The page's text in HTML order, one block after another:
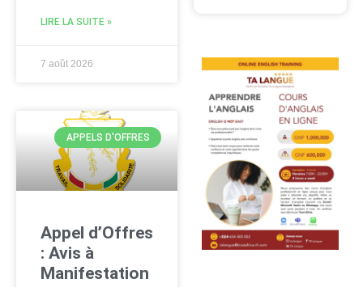
LIRE LA SUITE »
7 août 2026
APPELS D'OFFRES
Appel d’Offres
: Avis à
Manifestation